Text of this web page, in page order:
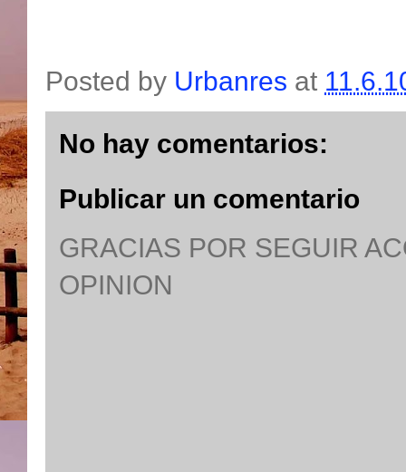
Posted by Urbanres at
No hay comentarios:
Publicar un comentario
GRACIAS POR SEGUIR
OPINION